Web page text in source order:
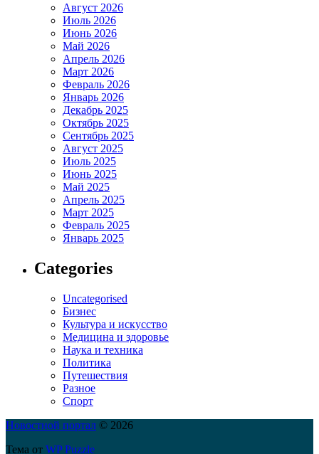
Август 2026
Июль 2026
Июнь 2026
Май 2026
Апрель 2026
Март 2026
Февраль 2026
Январь 2026
Декабрь 2025
Октябрь 2025
Сентябрь 2025
Август 2025
Июль 2025
Июнь 2025
Май 2025
Апрель 2025
Март 2025
Февраль 2025
Январь 2025
Categories
Uncategorised
Бизнес
Культура и искусство
Медицина и здоровье
Наука и техника
Политика
Путешествия
Разное
Спорт
Новостной портал © 2026
Тема от WP Puzzle